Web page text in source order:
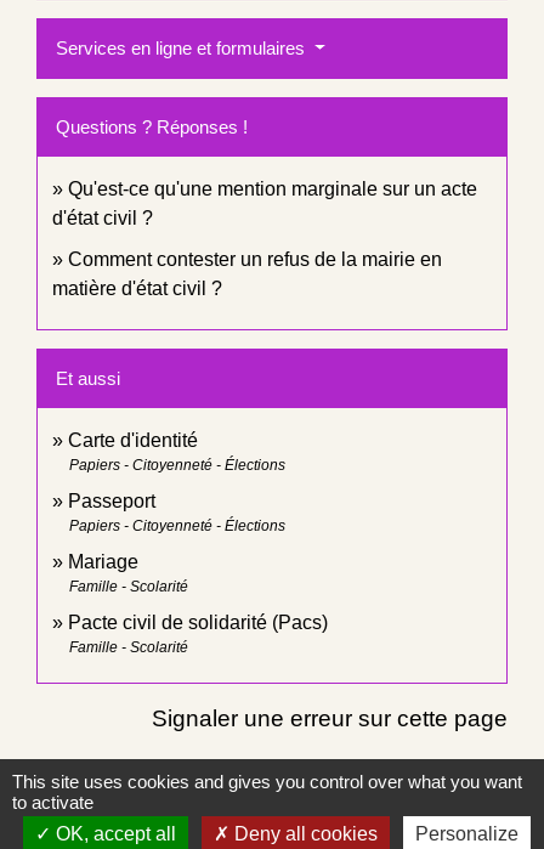
Services en ligne et formulaires
Questions ? Réponses !
Qu'est-ce qu'une mention marginale sur un acte
d'état civil ?
Comment contester un refus de la mairie en
matière d'état civil ?
Et aussi
Carte d'identité
Papiers - Citoyenneté - Élections
Passeport
Papiers - Citoyenneté - Élections
Mariage
Famille - Scolarité
Pacte civil de solidarité (Pacs)
Famille - Scolarité
Signaler une erreur sur cette page
This site uses cookies and gives you control over what you want
to activate
OK, accept all
Deny all cookies Personalize